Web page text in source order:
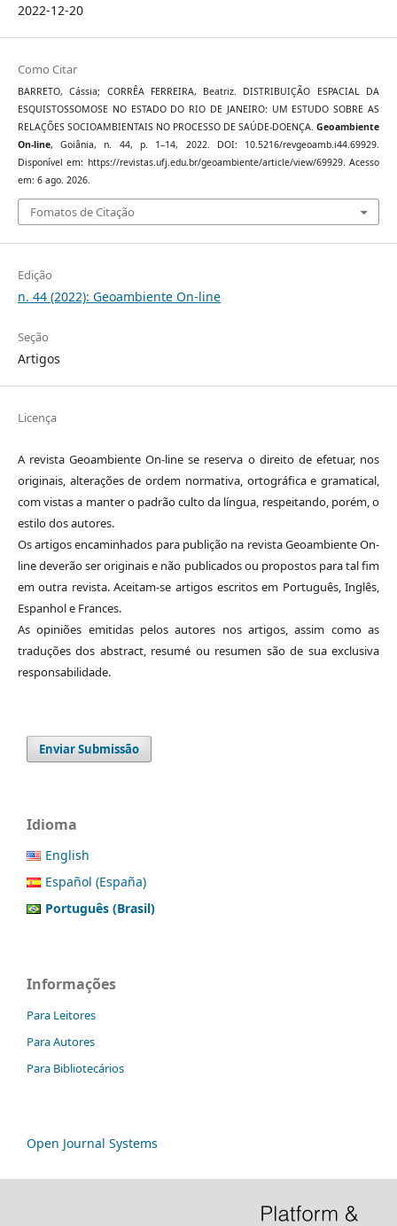
2022-12-20
Como Citar
BARRETO, Cássia; CORRÊA FERREIRA, Beatriz. DISTRIBUIÇÃO ESPACIAL DA
ESQUISTOSSOMOSE NO ESTADO DO RIO DE JANEIRO: UM ESTUDO SOBRE AS
RELAÇÕES SOCIOAMBIENTAIS NO PROCESSO DE SAÚDE-DOENÇA.Geoambiente
On-line, Goiânia, n. 44, p. 1–14, 2022. DOI: 10.5216/revgeoamb.i44.69929.
Disponível em: https://revistas.ufj.edu.br/geoambiente/article/view/69929. Acesso
em: 6 ago. 2026.
Fomatos de Citação
Edição
n. 44 (2022): Geoambiente On-line
Seção
Artigos
Licença
A revista Geoambiente On-line se reserva o direito de efetuar, nos
originais, alterações de ordem normativa, ortográfica e gramatical,
com vistas a manter o padrão culto da língua, respeitando, porém, o
estilo dos autores.
Os artigos encaminhados para publição na revista Geoambiente On-
line deverão ser originais e não publicados ou propostos para tal fim
em outra revista. Aceitam-se artigos escritos em Português, Inglês,
Espanhol e Frances.
As opiniões emitidas pelos autores nos artigos, assim como as
traduções dos abstract, resumé ou resumen são de sua exclusiva
responsabilidade.
Enviar Submissão
Idioma
English
Español (España)
Português (Brasil)
Informações
Para Leitores
Para Autores
Para Bibliotecários
Open Journal Systems